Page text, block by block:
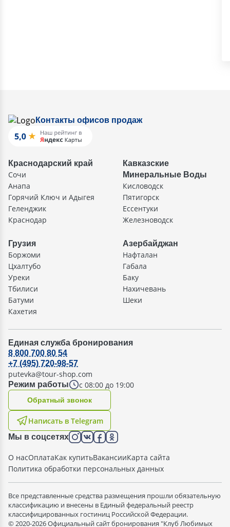
Контакты офисов продаж
Краснодарский край
Сочи
Анапа
Горячий Ключ и Адыгея
Геленджик
Краснодар
Кавказские
Минеральные Воды
Кисловодск
Пятигорск
Ессентуки
Железноводск
Грузия
Боржоми
Цхалтубо
Уреки
Тбилиси
Батуми
Кахетия
Азербайджан
Нафталан
Габала
Баку
Нахичевань
Шеки
Единая служба бронирования
Режим работы с 08:00 до 19:00
8 800 700 80 54
+7 (495) 720-98-57
putevka@tour-shop.com
Написать в Telegram
Oбратный звонок
Мы в соцсетях
О насОплатаКак купитьВакансииКарта сайта
Политика обработки персональных данных
Все представленные средства размещения прошли обязательную
классификацию и внесены в Единый федеральный реестр
классифицированных гостиниц Российской Федерации.
© 2020-2026 Официальный сайт бронирования "Клуб Любимых